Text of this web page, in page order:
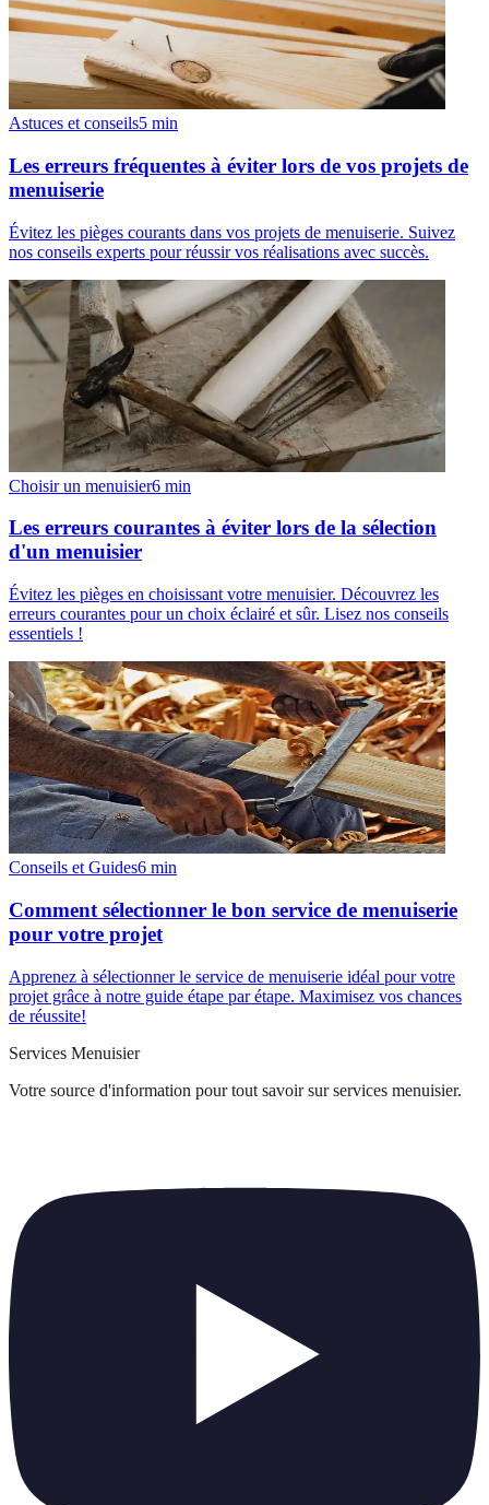
Astuces et conseils5 min
Les erreurs fréquentes à éviter lors de vos projets de
menuiserie
Évitez les pièges courants dans vos projets de menuiserie. Suivez
nos conseils experts pour réussir vos réalisations avec succès.
Choisir un menuisier6 min
Les erreurs courantes à éviter lors de la sélection
d'un menuisier
Évitez les pièges en choisissant votre menuisier. Découvrez les
erreurs courantes pour un choix éclairé et sûr. Lisez nos conseils
essentiels !
Conseils et Guides6 min
Comment sélectionner le bon service de menuiserie
pour votre projet
Apprenez à sélectionner le service de menuiserie idéal pour votre
projet grâce à notre guide étape par étape. Maximisez vos chances
de réussite!
Services Menuisier
Votre source d'information pour tout savoir sur services menuisier.